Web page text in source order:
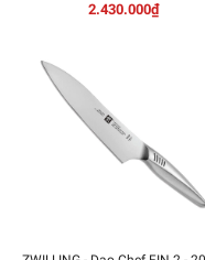
2.430.000₫